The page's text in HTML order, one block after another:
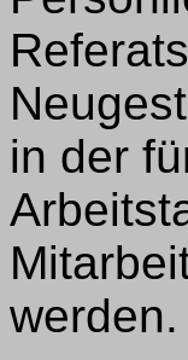
in der
werden.